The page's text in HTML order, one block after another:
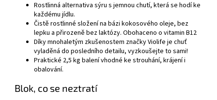
Rostlinná alternativa sýru s jemnou chutí, která se hodí ke
každému jídlu.
Čistě rostlinné složení na bázi kokosového oleje, bez
lepku a přirozeně bez laktózy. Obohaceno o vitamin B12
Díky mnohaletým zkušenostem značky Violife je chuť
vyladěná do posledního detailu, vyzkoušejte to sami!
Praktické 2,5 kg balení vhodné ke strouhání, krájení i
obalování.
Blok, co se neztratí